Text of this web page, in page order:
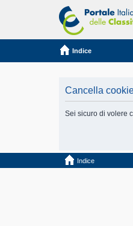
Indice
Cancella
Sei sicuro di volere
Indice